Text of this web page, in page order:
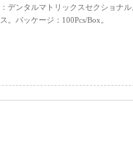
デンタルマトリックスセクショナ
。パッケージ：100Pcs/Box。